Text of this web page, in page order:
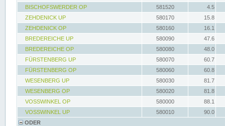
BISCHOFSWERDER OP
581520
4.5
ZEHDENICK UP
580170
15.8
ZEHDENICK OP
580160
16.1
BREDEREICHE UP
580090
47.6
BREDEREICHE OP
580080
48.0
FÜRSTENBERG UP
580070
60.7
FÜRSTENBERG OP
580060
60.8
WESENBERG UP
580030
81.7
WESENBERG OP
580020
81.8
VOSSWINKEL OP
580000
88.1
VOSSWINKEL UP
580010
90.0
ODER